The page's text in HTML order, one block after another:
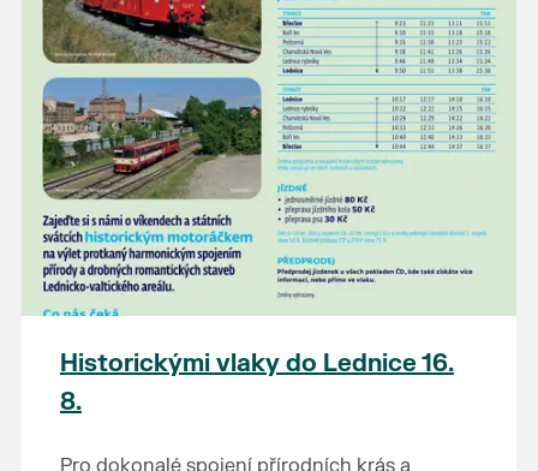
Historickými vlaky do Lednice 16.
8.